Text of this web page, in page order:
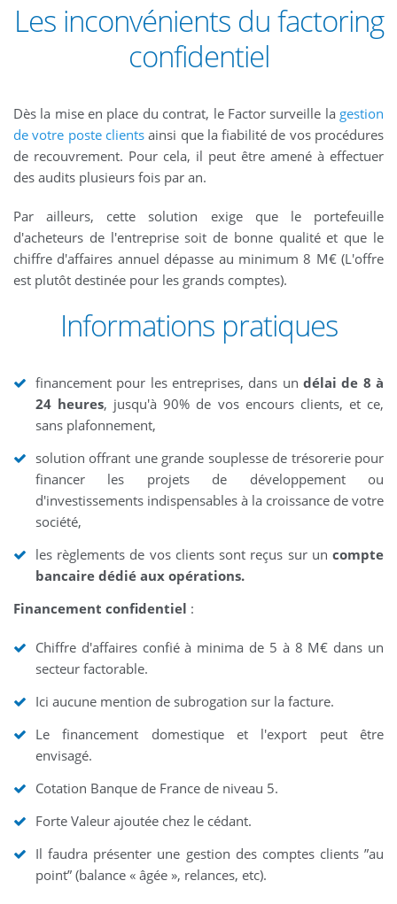
Les inconvénients du factoring
confidentiel
Dès la mise en place du contrat, le Factor surveille la gestion
de votre poste clientsainsi que la fiabilité de vos procédures
de recouvrement. Pour cela, il peut être amené à effectuer
des audits plusieurs fois par an.
Par ailleurs, cette solution exige que le portefeuille
d'acheteurs de l'entreprise soit de bonne qualité et que le
chiffre d'affaires annuel dépasse au minimum 8 M€ (L'offre
est plutôt destinée pour les grands comptes).
Informations pratiques
financement pour les entreprises, dans un délai de 8 à
24 heures, jusqu'à 90% de vos encours clients, et ce,
sans plafonnement,
solution offrant une grande souplesse de trésorerie pour
financer les projets de développement ou
d'investissements indispensables à la croissance de votre
société,
les règlements de vos clients sont reçus sur un compte
bancaire dédié aux opérations.
Financement confidentiel :
Chiffre d'affaires confié à minima de 5 à 8 M€ dans un
secteur factorable.
Ici aucune mention de subrogation sur la facture.
Le financement domestique et l'export peut être
envisagé.
Cotation Banque de France de niveau 5.
Forte Valeur ajoutée chez le cédant.
Il faudra présenter une gestion des comptes clients ”au
point” (balance « âgée », relances, etc).